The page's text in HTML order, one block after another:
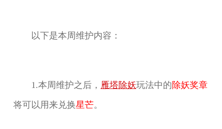
以下是本周维护内容：
1.本周维护之后， 雁塔除妖玩法中的除妖奖章
将可以用来兑换星芒。